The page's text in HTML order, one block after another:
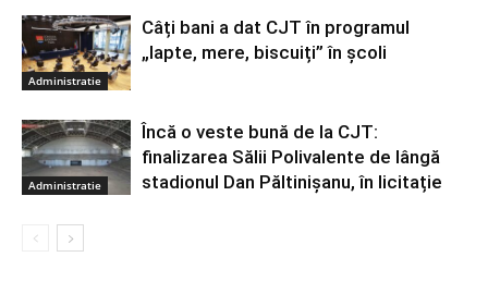
Administratie
Câți bani a dat CJT în programul
„lapte, mere, biscuiți” în școli
Administratie
Încă o veste bună de la CJT:
finalizarea Sălii Polivalente de lângă
stadionul Dan Păltinișanu, în licitație